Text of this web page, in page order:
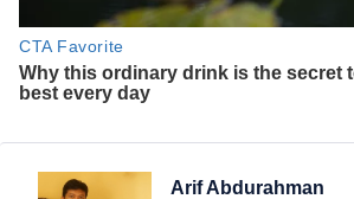
Arif Abdurahman